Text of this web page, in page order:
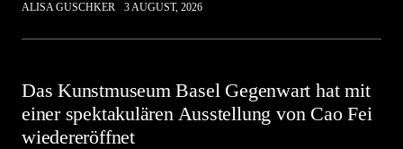
ALISA GUSCHKER 3 AUGUST, 2026
Das Kunstmuseum Basel Gegenwart hat mit
einer spektakulären Ausstellung von Cao Fei
wiedereröffnet